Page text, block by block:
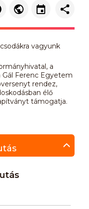
vagyunk
a
Ferenc Egyetem
rendez,
élő
támogatja.